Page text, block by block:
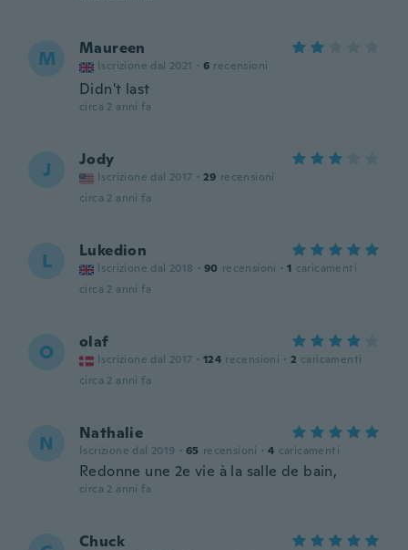
M Maureen
Iscrizione dal 2021 · 6 recensioni
Didn't last
circa 2 anni fa
J Jody
Iscrizione dal 2017 · 29 recensioni
circa 2 anni fa
L Lukedion
Iscrizione dal 2018 · 90 recensioni · 1 caricamenti
circa 2 anni fa
O olaf
Iscrizione dal 2017 · 124 recensioni · 2 caricamenti
circa 2 anni fa
N Nathalie
Iscrizione dal 2019 · 65 recensioni · 4 caricamenti
Redonne une 2e vie à la salle de bain,
circa 2 anni fa
Chuck